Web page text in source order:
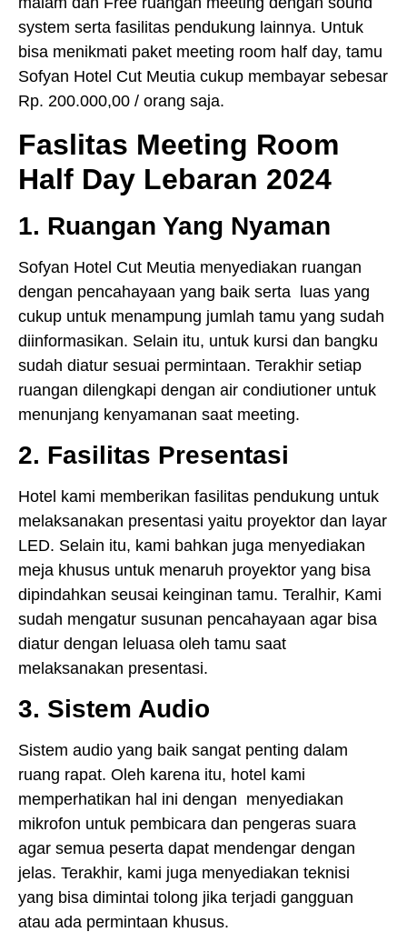
system serta fasilitas pendukung lainnya. Untuk
bisa menikmati paket meeting room half day, tamu
Sofyan Hotel Cut Meutia cukup membayar sebesar
Rp. 200.000,00 / orang saja.
Faslitas Meeting Room
Half Day Lebaran 2024
1. Ruangan Yang Nyaman
Sofyan Hotel Cut Meutia menyediakan ruangan
dengan pencahayaan yang baik serta luas yang
cukup untuk menampung jumlah tamu yang sudah
diinformasikan. Selain itu, untuk kursi dan bangku
sudah diatur sesuai permintaan. Terakhir setiap
ruangan dilengkapi dengan air condiutioner untuk
menunjang kenyamanan saat meeting.
2. Fasilitas Presentasi
Hotel kami memberikan fasilitas pendukung untuk
melaksanakan presentasi yaitu proyektor dan layar
LED. Selain itu, kami bahkan juga menyediakan
meja khusus untuk menaruh proyektor yang bisa
dipindahkan seusai keinginan tamu. Teralhir, Kami
sudah mengatur susunan pencahayaan agar bisa
diatur dengan leluasa oleh tamu saat
melaksanakan presentasi.
3. Sistem Audio
Sistem audio yang baik sangat penting dalam
ruang rapat. Oleh karena itu, hotel kami
memperhatikan hal ini dengan menyediakan
mikrofon untuk pembicara dan pengeras suara
agar semua peserta dapat mendengar dengan
jelas. Terakhir, kami juga menyediakan teknisi
yang bisa dimintai tolong jika terjadi gangguan
atau ada permintaan khusus.